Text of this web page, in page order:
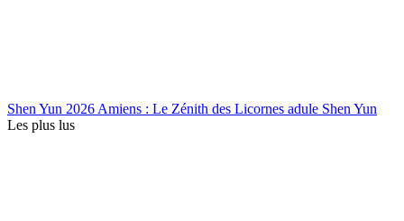
Shen Yun 2026 Amiens : Le Zénith des Licornes adule Shen Yun
Les plus lus